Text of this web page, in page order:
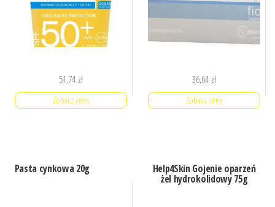
51,74 zł
Zobacz cenę
36,64 zł
Zobacz cenę
Pasta cynkowa 20g Help4Skin Gojenie oparzeń
żel hydrokolidowy 75g